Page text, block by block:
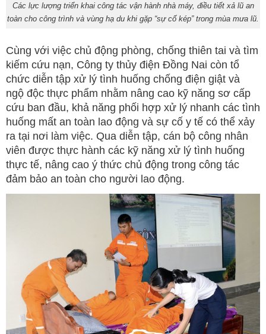
Các lực lượng triển khai công tác vận hành nhà máy, điều tiết xả lũ an
toàn cho công trình và vùng hạ du khi gặp “sự cố kép” trong mùa mưa lũ.
Cùng với việc chủ động phòng, chống thiên tai và tìm
kiếm cứu nạn, Công ty thủy điện Đồng Nai còn tổ
chức diễn tập xử lý tình huống chống điện giật và
ngộ độc thực phẩm nhằm nâng cao kỹ năng sơ cấp
cứu ban đầu, khả năng phối hợp xử lý nhanh các tình
huống mất an toàn lao động và sự cố y tế có thể xảy
ra tại nơi làm việc. Qua diễn tập, cán bộ công nhân
viên được thực hành các kỹ năng xử lý tình huống
thực tế, nâng cao ý thức chủ động trong công tác
đảm bảo an toàn cho người lao động.